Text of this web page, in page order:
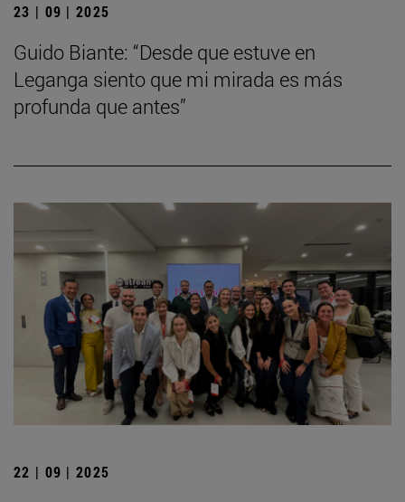
23 | 09 | 2025
Guido Biante: “Desde que estuve en
Leganga siento que mi mirada es más
profunda que antes”
22 | 09 | 2025